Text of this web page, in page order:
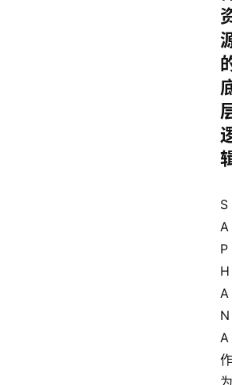
S
A
P
H
A
N
A
作
为